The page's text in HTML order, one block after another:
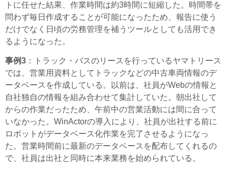
トに任せた結果、作業時間は約3時間に短縮した。時間帯を
問わず毎日作成することが可能になったため、報告に使う
だけでなく日頃の労務管理を補うツールとしても活用でき
るようになった。
事例3 ：トラック・バスのリースを行っているヤマトリース
では、営業用資料としてトラックなどの中古車両情報のデ
ータベースを作成している。以前は、社員がWebの情報と
自社独自の情報を組み合わせて集計していた。朝出社して
からの作業だったため、午前中の営業活動には間に合って
いなかった。WinActorの導入により、社員が出社する前に
ロボットがデータベース化作業を完了させるようになっ
た。営業時間前に最新のデータベースを配布してくれるの
で、社員は出社と同時に本来業務を始められている。